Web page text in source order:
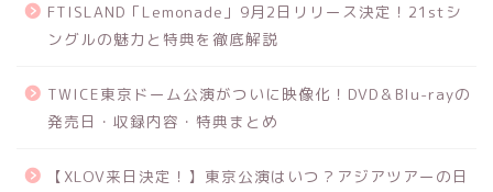
FTISLAND「Lemonade」9月2日リリース決定！21stシ
ングルの魅力と特典を徹底解説
TWICE東京ドーム公演がついに映像化！DVD＆Blu-rayの
発売日・収録内容・特典まとめ
【XLOV来日決定！】東京公演はいつ？アジアツアーの日